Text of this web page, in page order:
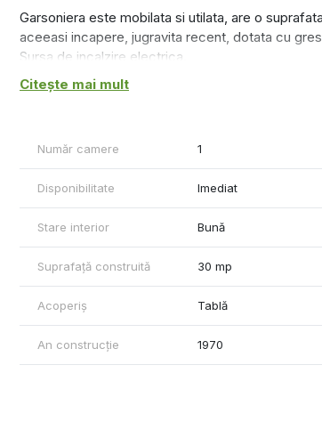
Garsoniera este mobilata si utilata, are o
aceeasi incapere, jugravita recent, dotata cu
Sursa de incalzire electrica.
Pret chirie lunara 250 euro, garantie perceputa la
Relatii la telefon 0740.949.871 - Marian Ene
Citește mai mult
Număr camere 1
Disponibilitate Imediat
Stare interior Bună
Suprafață construită 30 mp
Acoperiș Tablă
An construcție 1970